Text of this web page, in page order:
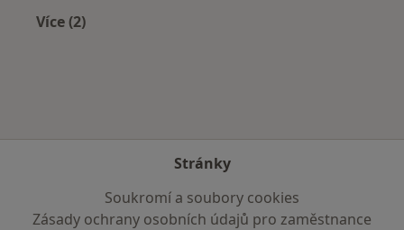
Více (2)
Stránky
Soukromí a soubory cookies
Zásady ochrany osobních údajů pro zaměstnance